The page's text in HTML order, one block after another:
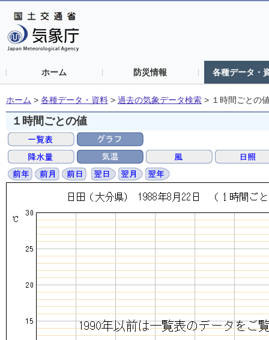
ホーム 防災情報 各種データ・
ホーム > 各種データ・資料 > 過去の気象データ検索 > １時間ごとの
１時間ごとの値